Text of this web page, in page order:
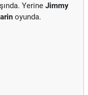
Yerine Jimmy
oyunda.